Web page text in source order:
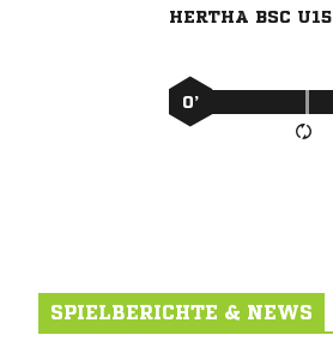
HERTHA BSC U15
0’
SPIELBERICHTE & NEWS